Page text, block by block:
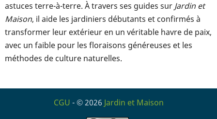
astuces terre-à-terre. À travers ses guides sur Jardin et
Maison, il aide les jardiniers débutants et confirmés à
transformer leur extérieur en un véritable havre de paix,
avec un faible pour les floraisons généreuses et les
méthodes de culture naturelles.
CGU - © 2026 Jardin et Maison